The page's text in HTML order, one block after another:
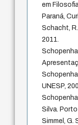
em
Paraná,
Schacht,
2011.
UNESP,
Silva. Porto
Simmel, G.